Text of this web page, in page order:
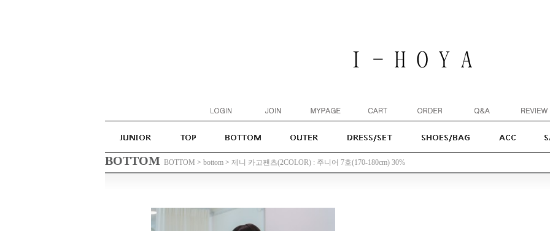
BOTTOM BOTTOM > bottom > 제니 카고팬츠(2COLOR) : 주니어 7호(170-180cm) 30%